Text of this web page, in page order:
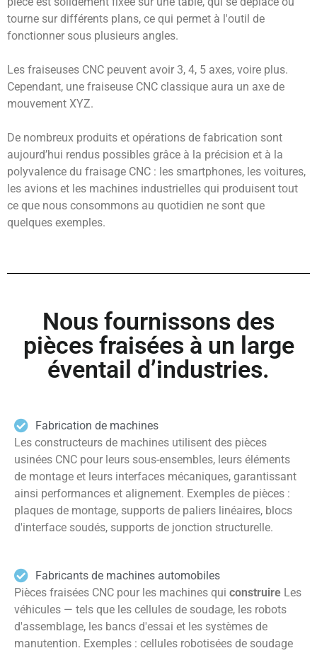
tourne sur différents plans, ce qui permet à l'outil de
fonctionner sous plusieurs angles.
Les fraiseuses CNC peuvent avoir 3, 4, 5 axes, voire plus.
Cependant, une fraiseuse CNC classique aura un axe de
mouvement XYZ.
De nombreux produits et opérations de fabrication sont
aujourd’hui rendus possibles grâce à la précision et à la
polyvalence du fraisage CNC : les smartphones, les voitures,
les avions et les machines industrielles qui produisent tout
ce que nous consommons au quotidien ne sont que
quelques exemples.
Nous fournissons des
pièces fraisées à un large
éventail d’industries.
Fabrication de machines
Les constructeurs de machines utilisent des pièces
usinées CNC pour leurs sous-ensembles, leurs éléments
de montage et leurs interfaces mécaniques, garantissant
ainsi performances et alignement. Exemples de pièces :
plaques de montage, supports de paliers linéaires, blocs
d'interface soudés, supports de jonction structurelle.
Fabricants de machines automobiles
Pièces fraisées CNC pour les machines qui construire Les
véhicules — tels que les cellules de soudage, les robots
d'assemblage, les bancs d'essai et les systèmes de
manutention. Exemples : cellules robotisées de soudage